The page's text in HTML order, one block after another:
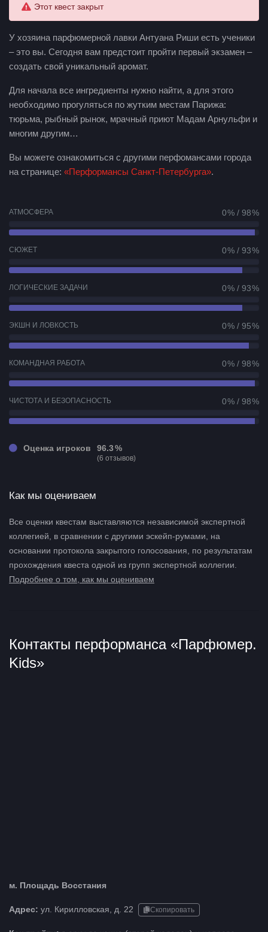
Этот квест закрыт
У хозяина парфюмерной лавки Антуана Риши есть ученики
– это вы. Сегодня вам предстоит пройти первый экзамен –
создать свой уникальный аромат.
Для начала все ингредиенты нужно найти, а для этого
необходимо прогуляться по жутким местам Парижа:
тюрьма, рыбный рынок, мрачный приют Мадам Арнульфи и
многим другим…
Вы можете ознакомиться с другими перфомансами города
на странице: «Перформансы Санкт-Петербурга».
АТМОСФЕРА 0 % / 98 %
СЮЖЕТ 0 % / 93 %
ЛОГИЧЕСКИЕ ЗАДАЧИ 0 % / 93 %
ЭКШН И ЛОВКОСТЬ 0 % / 95 %
КОМАНДНАЯ РАБОТА 0 % / 98 %
ЧИСТОТА И БЕЗОПАСНОСТЬ 0 % / 98 %
Оценка игроков 96.3 %
(6 отзывов)
Как мы оцениваем
Все оценки квестам выставляются независимой экспертной
коллегией, в сравнении с другими эскейп-румами, на
основании протокола закрытого голосования, по результатам
прохождения квеста одной из групп экспертной коллегии.
Подробнее о том, как мы оцениваем
Контакты перформанса «Парфюмер.
Kids»
м. Площадь Восстания
Адрес: ул. Кирилловская, д. 22 Скопировать